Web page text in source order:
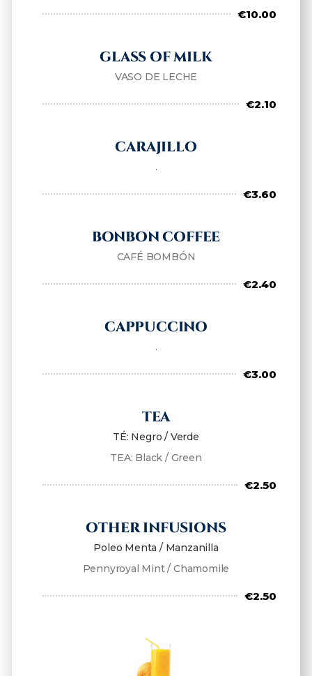
€10.00
GLASS OF MILK
VASO DE LECHE
€2.10
CARAJILLO
.
€3.60
BONBON COFFEE
CAFÉ BOMBÓN
€2.40
CAPPUCCINO
.
€3.00
TEA
TÉ: Negro / Verde
TEA: Black / Green
€2.50
OTHER INFUSIONS
Poleo Menta / Manzanilla
Pennyroyal Mint / Chamomile
€2.50